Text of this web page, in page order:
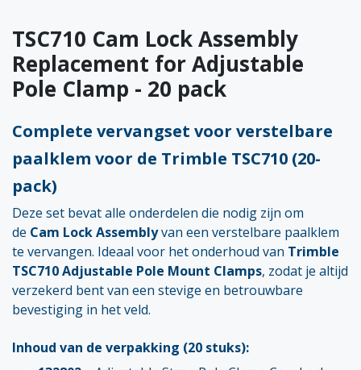
TSC710 Cam Lock Assembly
Replacement for Adjustable
Pole Clamp - 20 pack
Complete vervangset voor verstelbare
paalklem voor de Trimble TSC710 (20-
pack)
Deze set bevat alle onderdelen die nodig zijn om
de Cam Lock Assemblyvan een verstelbare paalklem
te vervangen. Ideaal voor het onderhoud van Trimble
TSC710 Adjustable Pole Mount Clamps, zodat je altijd
verzekerd bent van een stevige en betrouwbare
bevestiging in het veld.
Inhoud van de verpakking (20 stuks):